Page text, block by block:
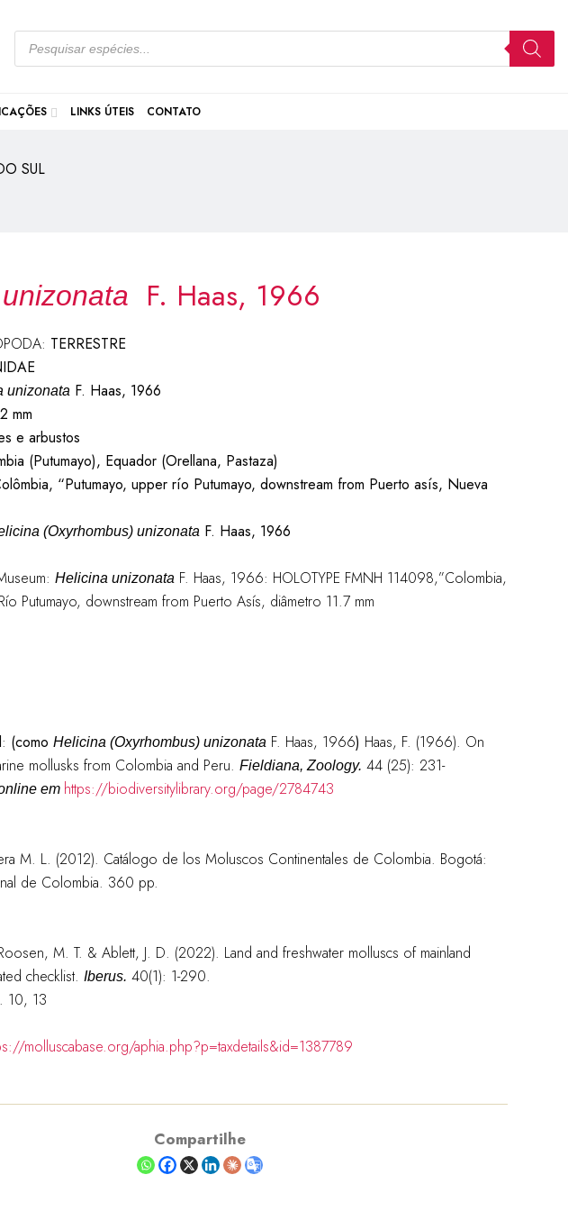
LINKS ÚTEIS CONTATO
SUL
F. Haas, 1966
TERRESTRE
unizonataF. Haas, 1966
mm
e arbustos
(Putumayo), Equador (Orellana, Pastaza)
“Putumayo, upper río Putumayo, downstream from Puerto asís, Nueva
(Oxyrhombus) unizonataF. Haas, 1966
Helicina unizonataF. Haas, 1966: HOLOTYPE FMNH 114098,”Colombia,
Putumayo, downstream from Puerto Asís, diâmetro 11.7 mm
: (como Helicina (Oxyrhombus) unizonataF. Haas, 1966) Haas, F. (1966). On
mollusks from Colombia and Peru. Fieldiana, Zoology. 44 (25): 231-
em https://biodiversitylibrary.org/page/2784743
M. L. (2012). Catálogo de los Moluscos Continentales de Colombia. Bogotá:
de Colombia. 360 pp.
M. T. & Ablett, J. D. (2022). Land and freshwater molluscs of mainland
checklist. Iberus. 40(1): 1-290.
10, 13
molluscabase.org/aphia.php?p=taxdetails&id=1387789
Compartilhe